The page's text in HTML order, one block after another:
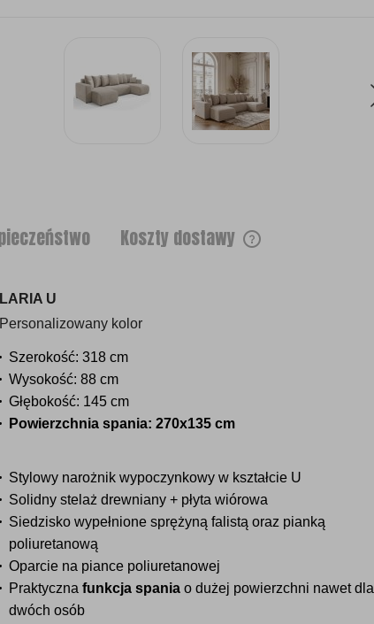
Koszty dostawy
LARIA U
Personalizowany kolor
Szerokość: 318 cm
Wysokość: 88 cm
Głębokość: 145 cm
Powierzchnia spania: 270x135 cm
Stylowy narożnik wypoczynkowy w kształcie U
Solidny stelaż drewniany + płyta wiórowa
Siedzisko wypełnione sprężyną falistą oraz pianką
poliuretanową
Oparcie na piance poliuretanowej
Praktyczna funkcja spania o dużej powierzchni nawet dla
dwóch osób